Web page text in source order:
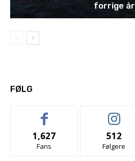
forrige år
FØLG
1,627
Fans
512
Følgere